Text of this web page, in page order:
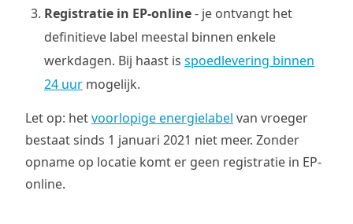
Registratie in EP-online- je ontvangt het
definitieve label meestal binnen enkele
werkdagen. Bij haast is spoedlevering binnen
24 uur mogelijk.
Let op: hetvoorlopige energielabel van vroeger
bestaat sinds 1 januari 2021 niet meer. Zonder
opname op locatie komt er geen registratie in EP-
online.